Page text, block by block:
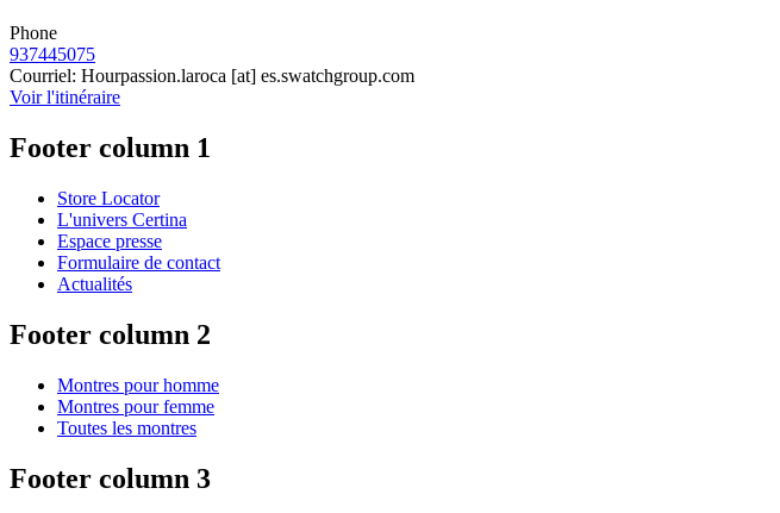
Phone
937445075
Courriel: Hourpassion.laroca [at] es.swatchgroup.com
Voir l'itinéraire
Footer column 1
Store Locator
L'univers Certina
Espace presse
Formulaire de contact
Actualités
Footer column 2
Montres pour homme
Montres pour femme
Toutes les montres
Footer column 3